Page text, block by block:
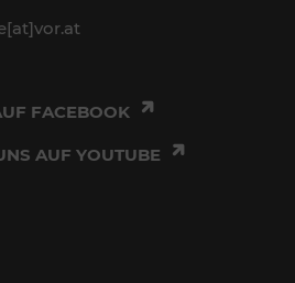
FACEBOOK
AUF YOUTUBE